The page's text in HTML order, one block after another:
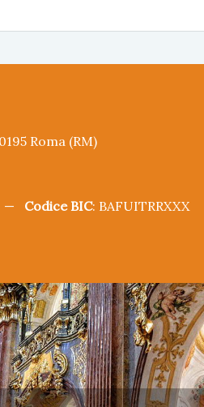
Roma (RM)
— Codice BIC: BAFUITRRXXX